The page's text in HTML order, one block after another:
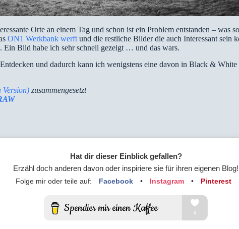
Orte an einem Tag und schon ist ein Problem entstanden – was
ON1 Werkbank werftund die restliche Bilder die auch Interessant sein
. Ein Bild habe ich sehr schnell gezeigt … und das wars.
und dadurch kann ich wenigstens eine davon in Black & White
zusammengesetzt
Hat dir dieser Einblick gefallen?
Erzähl doch anderen davon oder inspiriere sie für ihren eigenen Blog!
Folge mir oder teile auf: Facebook • Instagram • Pinterest